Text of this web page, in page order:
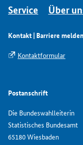
Service
Über
Kontakt | Barriere melden
Kontaktformular
Postanschrift
Die Bundeswahlleiterin
Statistisches Bundesamt
65180 Wiesbaden